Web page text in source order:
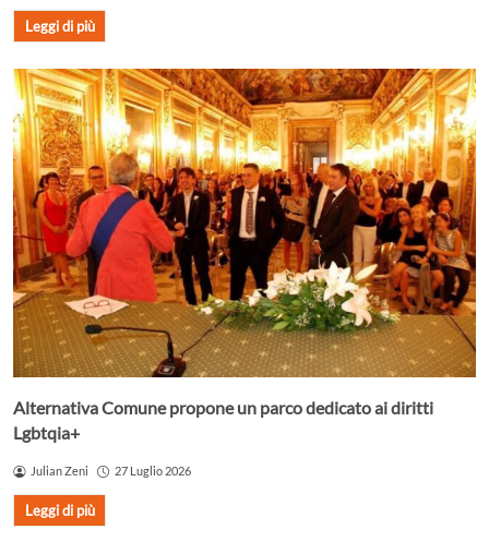
Leggi di più
Alternativa Comune propone un parco dedicato ai diritti
Lgbtqia+
Julian Zeni 27 Luglio 2026
Leggi di più